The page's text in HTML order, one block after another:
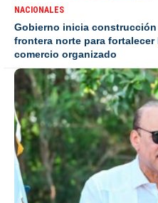
NACIONALES
Gobierno inicia
frontera norte para
comercio organizado